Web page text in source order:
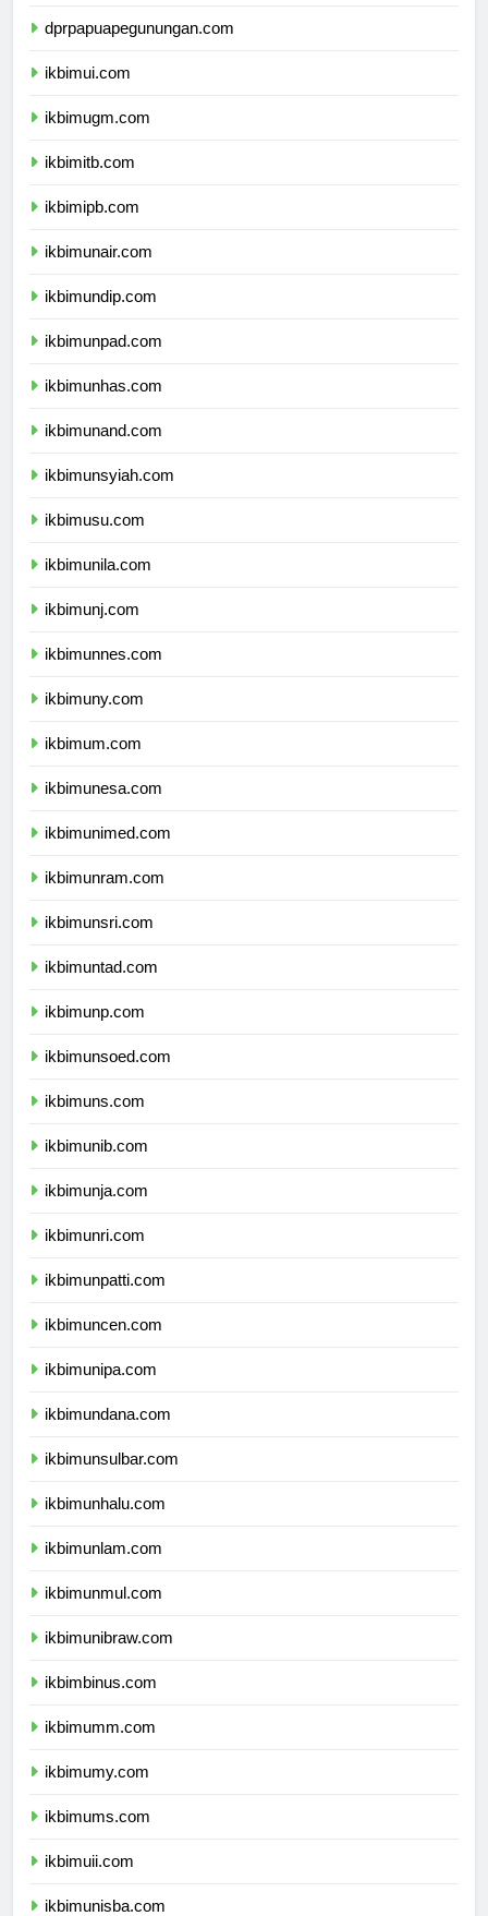
dprpapuapegunungan.com
ikbimui.com
ikbimugm.com
ikbimitb.com
ikbimipb.com
ikbimunair.com
ikbimundip.com
ikbimunpad.com
ikbimunhas.com
ikbimunand.com
ikbimunsyiah.com
ikbimusu.com
ikbimunila.com
ikbimunj.com
ikbimunnes.com
ikbimuny.com
ikbimum.com
ikbimunesa.com
ikbimunimed.com
ikbimunram.com
ikbimunsri.com
ikbimuntad.com
ikbimunp.com
ikbimunsoed.com
ikbimuns.com
ikbimunib.com
ikbimunja.com
ikbimunri.com
ikbimunpatti.com
ikbimuncen.com
ikbimunipa.com
ikbimundana.com
ikbimunsulbar.com
ikbimunhalu.com
ikbimunlam.com
ikbimunmul.com
ikbimunibraw.com
ikbimbinus.com
ikbimumm.com
ikbimumy.com
ikbimums.com
ikbimuii.com
ikbimunisba.com